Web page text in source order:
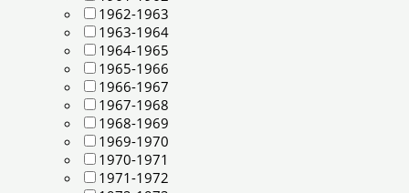
1962-1963
1963-1964
1964-1965
1965-1966
1966-1967
1967-1968
1968-1969
1969-1970
1970-1971
1971-1972